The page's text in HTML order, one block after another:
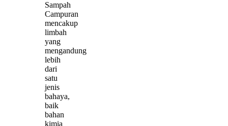
Sampah
Campuran
mencakup
limbah
yang
mengandung
lebih
dari
satu
jenis
bahaya,
baik
bahan
kimia